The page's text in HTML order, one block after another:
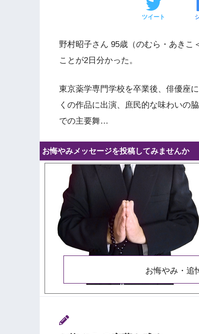
ツイート
野村昭子さん 95歳（のむら・あきこ
ことが2日分かった。
東京薬学専門学校を卒業後、俳優座
くの作品に出演、庶民的な味わいの
での主要舞…
お悔やみメッセージを投稿してみませんか
お悔やみ・追